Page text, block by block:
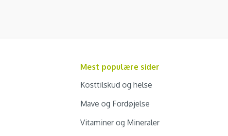
Mest populære sider
Kosttilskud og helse
Mave og Fordøjelse
Vitaminer og Mineraler